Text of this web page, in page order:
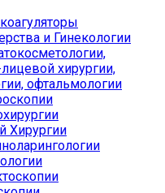
и Гинекологии
хирургии,
офтальмологии
Хирургии